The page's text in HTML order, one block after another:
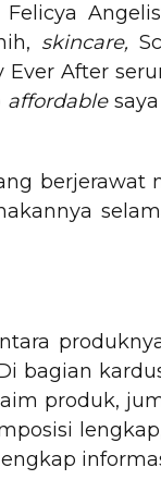
skincare,
After
affordable
berjerawat
bagian
produk,